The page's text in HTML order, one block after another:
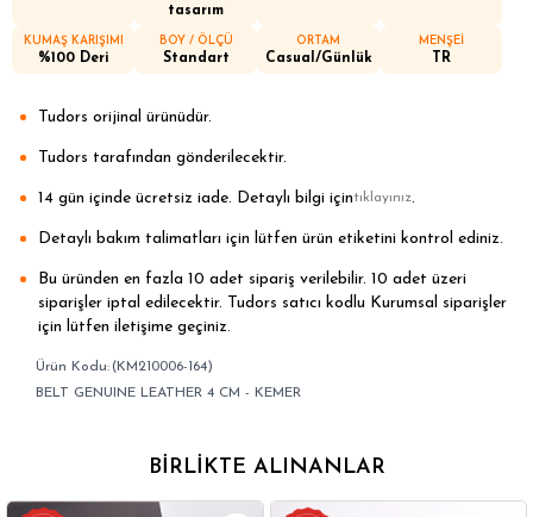
tasarım
KUMAŞ KARIŞIMI
%100 Deri
BOY / ÖLÇÜ
Standart
ORTAM
Casual/Günlük
MENŞEİ
TR
Tudors orijinal ürünüdür.
Tudors tarafından gönderilecektir.
14 gün içinde ücretsiz iade. Detaylı bilgi içintıklayınız.
Detaylı bakım talimatları için lütfen ürün etiketini kontrol ediniz.
Bu üründen en fazla 10 adet sipariş verilebilir. 10 adet üzeri
siparişler iptal edilecektir. Tudors satıcı kodlu Kurumsal siparişler
için lütfen iletişime geçiniz.
(KM210006-164)
BELT GENUINE LEATHER 4 CM - KEMER
BIRLIKTE ALINANLAR